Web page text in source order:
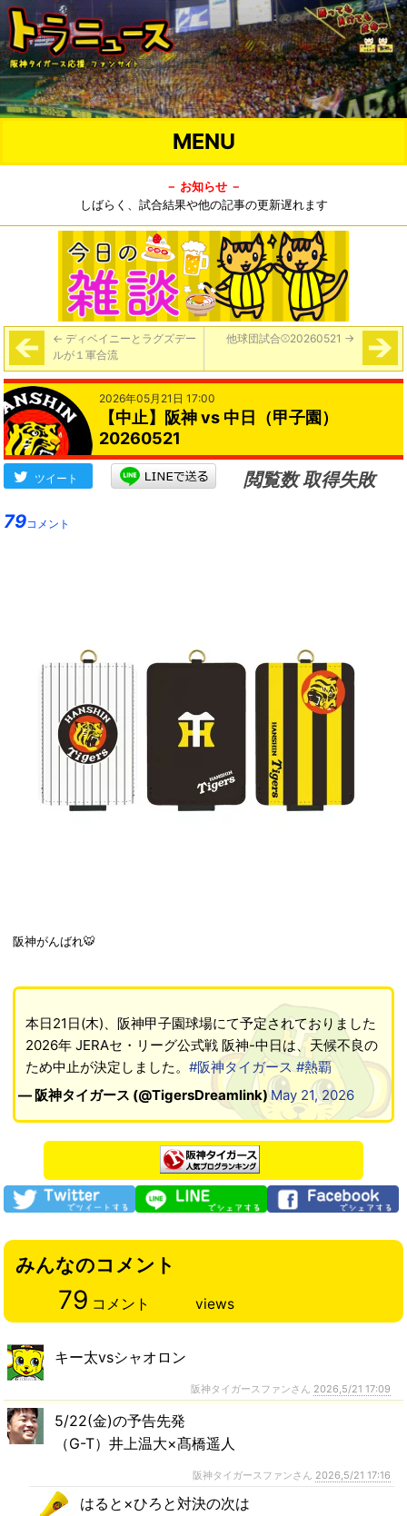
MENU
－ お知らせ －
しばらく、試合結果や他の記事の更新遅れます
← ディベイニーとラグズデー
ルが１軍合流
他球団試合⚾️20260521 →
2026年05月21日 17:00
【中止】阪神 vs 中日（甲子園）
20260521
ツイート
閲覧数 取得失敗
79コメント
阪神がんばれ🐯
本日21日(木)、阪神甲子園球場にて予定されておりました
2026年 JERAセ・リーグ公式戦 阪神-中日は、天候不良の
ため中止が決定しました。 #阪神タイガース #熱覇
— 阪神タイガース (@TigersDreamlink)May 21, 2026
みんなのコメント
79 コメント views
キー太vsシャオロン
阪神タイガースファンさん 2026,5/21 17:09
5/22(金)の予告先発
（G-T）井上温大×髙橋遥人
阪神タイガースファンさん 2026,5/21 17:16
はると×ひろと対決の次は